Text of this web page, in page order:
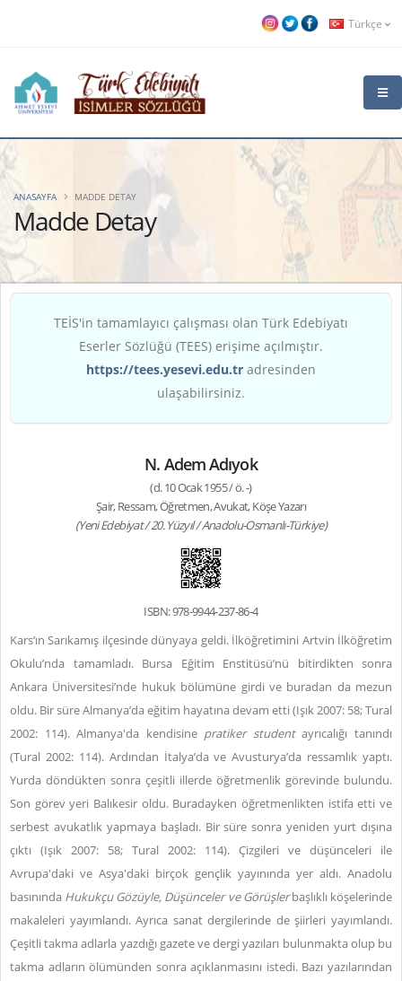
Türkçe
Madde Detay
ANASAYFA MADDE DETAY
TEİS'in tamamlayıcı çalışması olan Türk Edebiyatı
Eserler Sözlüğü (TEES) erişime açılmıştır.
https://tees.yesevi.edu.tr adresinden
ulaşabilirsiniz.
N. Adem Adıyok
(d. 10 Ocak 1955 / ö. -)
Şair, Ressam, Öğretmen, Avukat, Köşe Yazarı
(Yeni Edebiyat / 20. Yüzyıl / Anadolu-Osmanlı-Türkiye)
ISBN: 978-9944-237-86-4
Kars’ın Sarıkamış ilçesinde dünyaya geldi. İlköğretimini Artvin İlköğretim
Okulu’nda tamamladı. Bursa Eğitim Enstitüsü’nü bitirdikten sonra
Ankara Üniversitesi’nde hukuk bölümüne girdi ve buradan da mezun
oldu. Bir süre Almanya’da eğitim hayatına devam etti (Işık 2007: 58; Tural
2002: 114). Almanya'da kendisine pratiker studentayrıcalığı tanındı
(Tural 2002: 114). Ardından İtalya’da ve Avusturya’da ressamlık yaptı.
Yurda döndükten sonra çeşitli illerde öğretmenlik görevinde bulundu.
Son görev yeri Balıkesir oldu. Buradayken öğretmenlikten istifa etti ve
serbest avukatlık yapmaya başladı. Bir süre sonra yeniden yurt dışına
çıktı (Işık 2007: 58; Tural 2002: 114). Çizgileri ve düşünceleri ile
Avrupa'daki ve Asya'daki birçok gençlik yayınında yer aldı. Anadolu
basınında Hukukçu Gözüyle, Düşünceler ve Görüşlerbaşlıklı köşelerinde
makaleleri yayımlandı. Ayrıca sanat dergilerinde de şiirleri yayımlandı.
Çeşitli takma adlarla yazdığı gazete ve dergi yazıları bulunmakta olup bu
takma adların ölümünden sonra açıklanmasını istedi. Bazı yazılarından